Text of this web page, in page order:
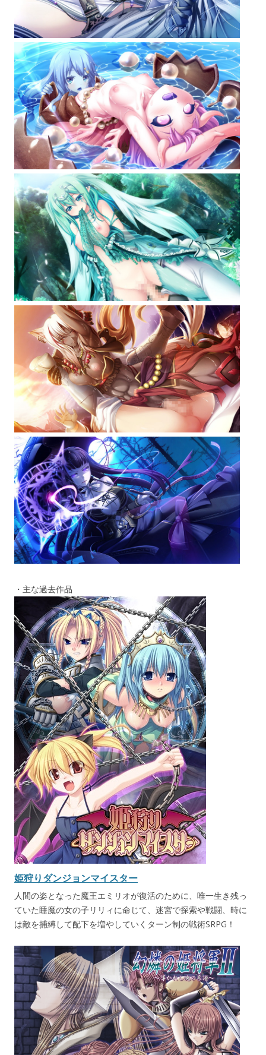
・主な過去作品
姫狩りダンジョンマイスター
人間の姿となった魔王エミリオが復活のために、唯一生き残っ
ていた睡魔の女の子リリィに命じて、迷宮で探索や戦闘、時に
は敵を捕縛して配下を増やしていくターン制の戦術SRPG！